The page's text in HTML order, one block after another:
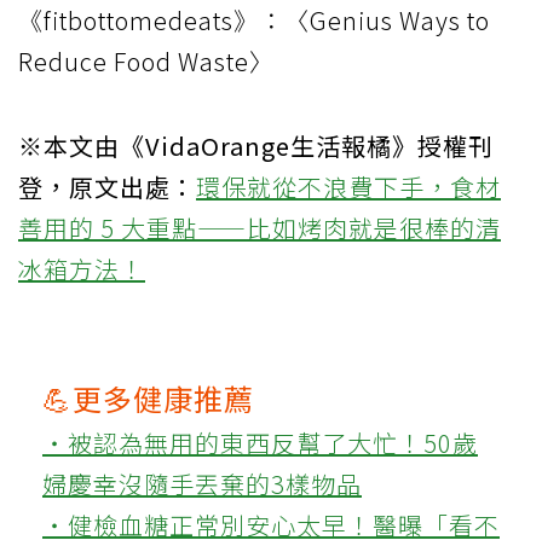
《fitbottomedeats》：〈Genius Ways to
Reduce Food Waste〉
※本文由《VidaOrange生活報橘》授權刊
登，原文出處： 環保就從不浪費下手，食材
善用的 5 大重點——比如烤肉就是很棒的清
冰箱方法！
💪更多健康推薦
‧被認為無用的東西反幫了大忙！50歲
婦慶幸沒隨手丟棄的3樣物品
‧健檢血糖正常別安心太早！醫曝「看不